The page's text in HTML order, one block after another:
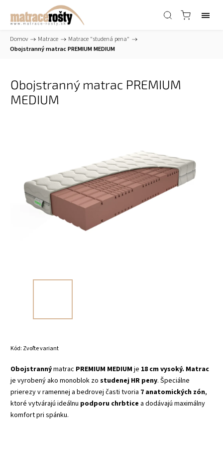
Domov / Matrace / Matrace "studená pena" /
Obojstranný matrac PREMIUM MEDIUM
Obojstranný matrac PREMIUM
MEDIUM
Kód: Zvoľte variant
Obojstrannýmatrac PREMIUM MEDIUM je 18 cm vysoký. Matrac
je vyrobený ako monoblok zo studenej HR peny. Špeciálne
prierezy v ramennej a bedrovej časti tvoria 7 anatomických zón,
ktoré vytvárajú ideálnu podporu chrbtice a dodávajú maximálny
komfort pri spánku.